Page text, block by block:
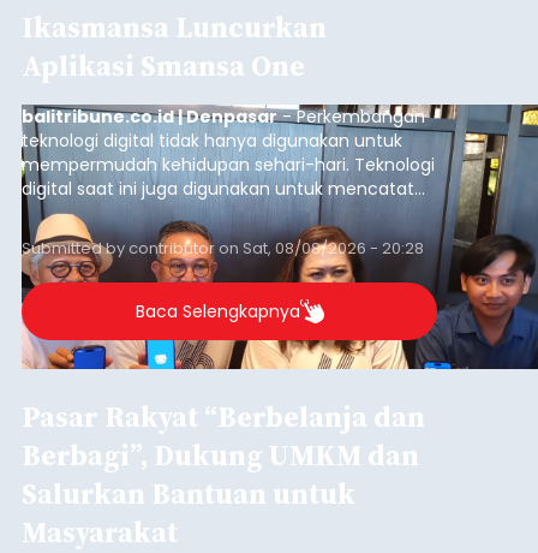
Ikasmansa Luncurkan
Aplikasi Smansa One
balitribune.co.id | Denpasar- Perkembangan
teknologi digital tidak hanya digunakan untuk
mempermudah kehidupan sehari-hari. Teknologi
digital saat ini juga digunakan untuk mencatat
dan mengelola data base alumni dari suatu
sekolah, salah satunya adalah alumni SMA 1
Denpasar.
Submitted bycontributoron Sat, 08/08/2026 - 20:28
Baca Selengkapnya
Pasar Rakyat “Berbelanja dan
Berbagi”, Dukung UMKM dan
Salurkan Bantuan untuk
Masyarakat